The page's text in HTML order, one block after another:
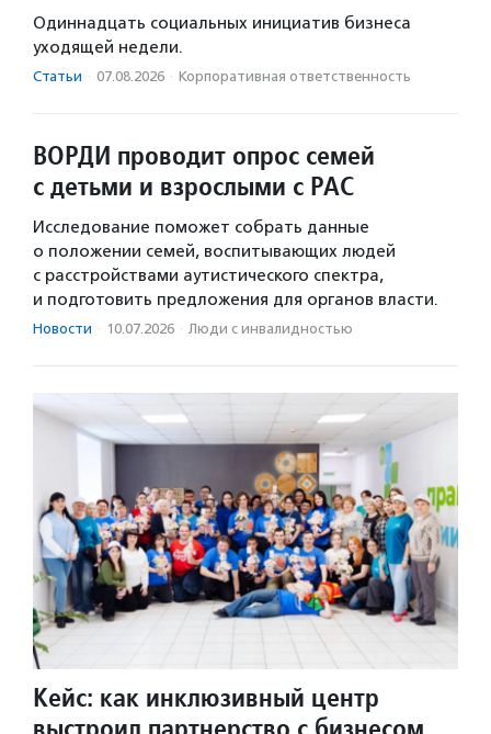
Одиннадцать социальных инициатив бизнеса
уходящей недели.
Статьи · 07.08.2026 · Корпоративная ответственность
ВОРДИ проводит опрос семей
с детьми и взрослыми с РАС
Исследование поможет собрать данные
о положении семей, воспитывающих людей
с расстройствами аутистического спектра,
и подготовить предложения для органов власти.
Новости · 10.07.2026 · Люди с инвалидностью
Кейс: как инклюзивный центр